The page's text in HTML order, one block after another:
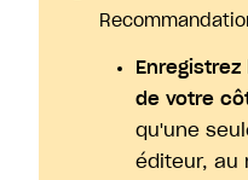
de votre
qu'une
éditeur, au